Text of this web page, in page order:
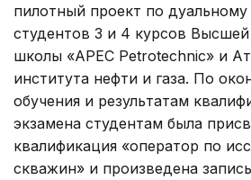
пилотный проект по
студентов 3 и 4 курсов Высшей
школы «АРЕС Petrotechnic» и
института нефти и газа. По
обучения и результатам
экзамена студентам была
квалификация «оператор по
скважин» и произведена